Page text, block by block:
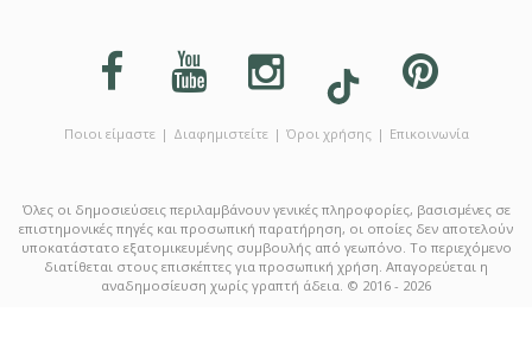
Ποιοι είμαστε Διαφημιστείτε Όροι χρήσης Επικοινωνία
Όλες οι δημοσιεύσεις περιλαμβάνουν γενικές πληροφορίες, βασισμένες σε
επιστημονικές πηγές και προσωπική παρατήρηση, οι οποίες δεν αποτελούν
υποκατάστατο εξατομικευμένης συμβουλής από γεωπόνο. Το περιεχόμενο
διατίθεται στους επισκέπτες για προσωπική χρήση. Απαγορεύεται η
αναδημοσίευση χωρίς γραπτή άδεια. © 2016 - 2026